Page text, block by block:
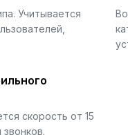
Учитывается
скорость от 15